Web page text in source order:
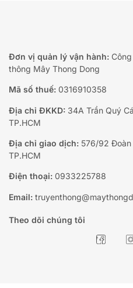
Đơn vị quản lý vận hành:
thông Mây Thong Dong
Mã số thuế: 0316910358
Địa chỉ ĐKKD: 34A Trần Quý
TP.HCM
Địa chỉ giao dịch: 576/92 Đoàn
TP.HCM
Điện thoại: 0933225788
Email:
Theo dõi chúng tôi